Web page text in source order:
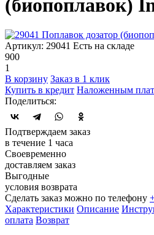
(биопоплавок)
Артикул: 29041 Есть на складе
900
1
В корзину Заказ в 1 клик
Купить в кредит Наложенным
Поделиться:
Подтверждаем заказ
в течение 1 часа
Своевременно
доставляем заказ
Выгодные
условия возврата
Сделать заказ можно по телефону
Характеристики Описание
оплата Возврат